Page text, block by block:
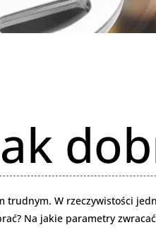
W rzeczywistości
Na jakie parametry